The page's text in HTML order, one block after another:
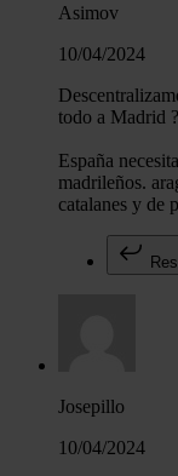
Asimov
10/04/2024
todo a Madrid
España
madrileños.
catalanes y de
Josepillo
10/04/2024